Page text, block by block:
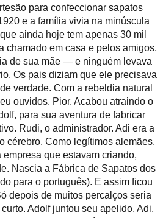
para confeccionar sapatos
e a família vivia na minúscula
ainda hoje tem apenas 30 mil
chamado em casa e pelos amigos,
de sua mãe — e ninguém levava
Os pais diziam que ele precisava
verdade. Com a rebeldia natural
ouvidos. Pior. Acabou atraindo o
para sua aventura de fabricar
Rudi, o administrador. Adi era a
cérebro. Como legítimos alemães,
empresa que estavam criando,
Nascia a Fábrica de Sapatos dos
para o português). E assim ficou
depois de muitos percalços seria
Adolf juntou seu apelido, Adi,